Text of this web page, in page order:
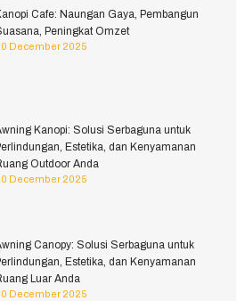
Cafe: Naungan Gaya, Pembangun
Peningkat Omzet
December 2025
Kanopi: Solusi Serbaguna untuk
Estetika, dan Kenyamanan
Outdoor Anda
December 2025
Canopy: Solusi Serbaguna untuk
Estetika, dan Kenyamanan
Luar Anda
December 2025